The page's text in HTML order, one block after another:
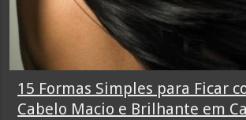
15 Formas Simples para Ficar
Cabelo Macio e Brilhante em